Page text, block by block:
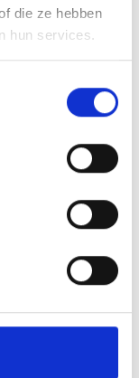
die ze hebben
hun services.
over dit product